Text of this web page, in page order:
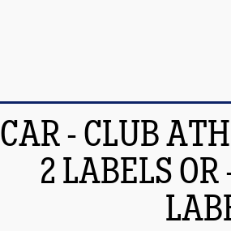
CAR - CLUB
2 LABELS